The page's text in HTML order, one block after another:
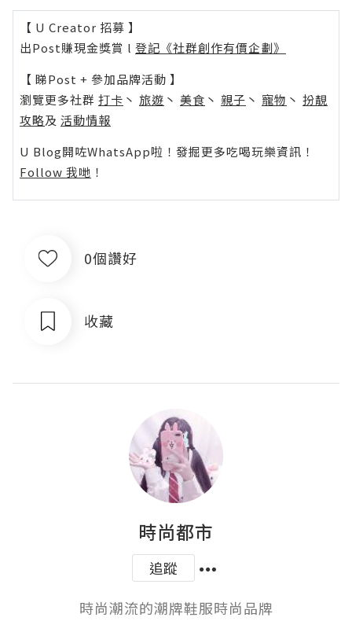
【 U Creator 招募 】
出Post賺現金獎賞 l 登記《社群創作有價企劃》
【 睇Post + 參加品牌活動 】
瀏覽更多社群 打卡 丶 旅遊 丶 美食 丶 親子 丶 寵物 丶 扮靚
攻略及 活動情報
U Blog開咗WhatsApp啦！發掘更多吃喝玩樂資訊！
Follow 我哋 ！
0個讚好
收藏
時尚都市
追蹤
時尚潮流的潮牌鞋服時尚品牌